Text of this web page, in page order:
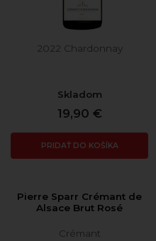
2022 Chardonnay
Skladom
19,90 €
PRIDAŤ DO KOŠÍKA
Pierre Sparr Crémant de
Alsace Brut Rosé
Crémant